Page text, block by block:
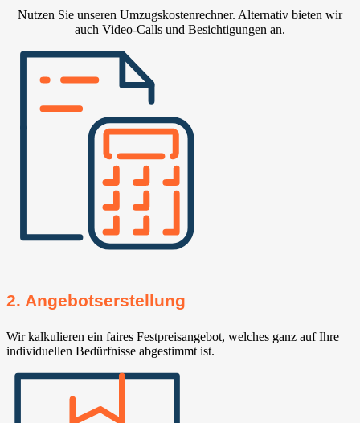
Nutzen Sie unseren Umzugskostenrechner. Alternativ bieten wir
auch Video-Calls und Besichtigungen an.
2. Angebotserstellung
Wir kalkulieren ein faires Festpreisangebot, welches ganz auf Ihre
individuellen Bedürfnisse abgestimmt ist.